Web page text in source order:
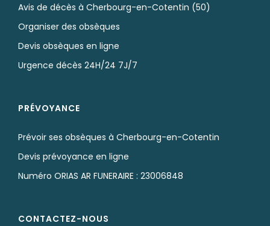
Avis de décès à Cherbourg-en-Cotentin (50)
Organiser des obsèques
Devis obsèques en ligne
Urgence décès 24H/24 7J/7
PRÉVOYANCE
Prévoir ses obsèques à Cherbourg-en-Cotentin
Devis prévoyance en ligne
Numéro ORIAS AR FUNERAIRE : 23006848
CONTACTEZ-NOUS